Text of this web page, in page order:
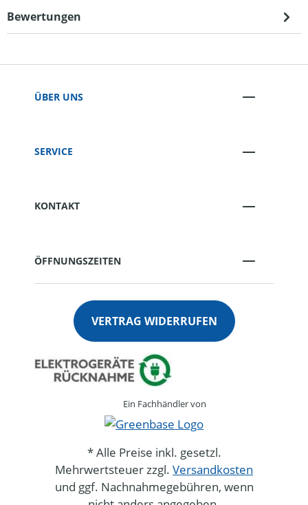
Bewertungen
ÜBER UNS
SERVICE
KONTAKT
ÖFFNUNGSZEITEN
VERTRAG WIDERRUFEN
Ein Fachhändler von
* Alle Preise inkl. gesetzl.
Mehrwertsteuer zzgl. Versandkosten
und ggf. Nachnahmegebühren, wenn